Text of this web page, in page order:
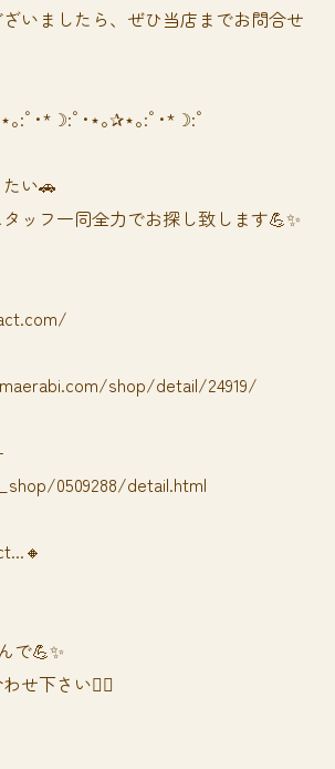
いましたら、ぜひ当店までお問合せ
:ﾟ･*☽:ﾟ･⋆｡✰⋆｡:ﾟ･*☽:ﾟ
い🚗
ッフ一同全力でお探し致します💪✨
shop/detail/24919/
0509288/detail.html
で💪✨
せ下さい🙆‍♀️